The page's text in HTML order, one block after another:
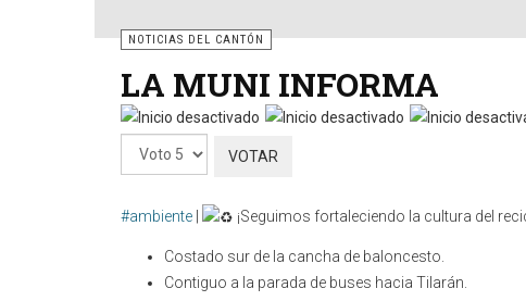
NOTICIAS DEL CANTÓN
LA MUNI INFORMA
Por
favor,
#ambiente | ¡Seguimos fortaleciendo la cultura del
Costado sur de la cancha de baloncesto.
Contiguo a la parada de buses hacia Tilarán.